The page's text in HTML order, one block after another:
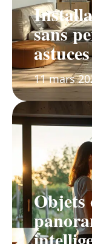
sans
11 mars
Objets